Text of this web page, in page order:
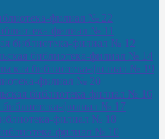
филиал № 22
филиал № 11
библиотека-филиал № 12
библиотека-филиал № 14
библиотека-филиал № 19
филиал № 20
библиотека-филиал № 16
библиотека-филиал № 17
филиал № 18
филиал № 10